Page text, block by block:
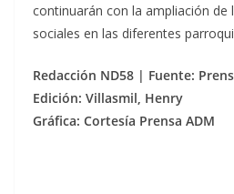
continuarán con la ampliación de
sociales en las diferentes
Redacción ND58 | Fuente:
Edición: Villasmil, Henry
Gráfica: Cortesía Prensa ADM